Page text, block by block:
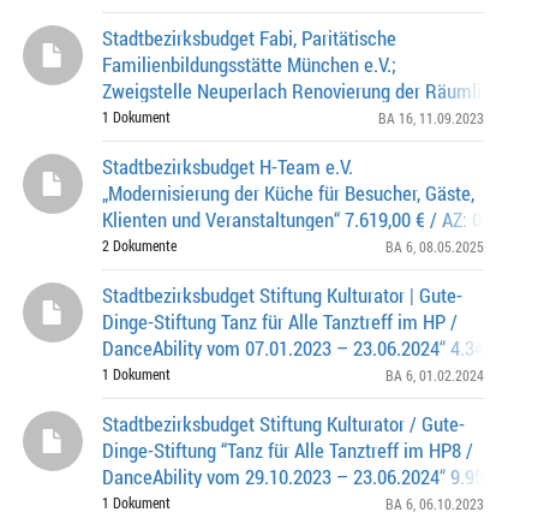
Stadtbezirksbudget Fabi, Paritätische
Familienbildungsstätte München e.V.;
Zweigstelle Neuperlach Renovierung der
Zweigstelle Neuperlach 8.930,00 € / AZ.0262.0-16-0550
1 Dokument BA 16 , 11.09.2023
Stadtbezirksbudget H-Team e.V.
„Modernisierung der Küche für Besucher, Gäste,
Klienten und Veranstaltungen“ 7.619,00 € / AZ: 0262.0-
2 Dokumente BA 6 , 08.05.2025
Stadtbezirksbudget Stiftung Kulturator | Gute-
Dinge-Stiftung Tanz für Alle Tanztreff im HP /
DanceAbility vom 07.01.2023 – 23.06.2024“ 4.343,50 €
0262.0-6-0479
1 Dokument BA 6 , 01.02.2024
Stadtbezirksbudget Stiftung Kulturator / Gute-
Dinge-Stiftung “Tanz für Alle Tanztreff im HP8 /
DanceAbility vom 29.10.2023 – 23.06.2024“ 9.952,75 €
0262.0-6-0463
1 Dokument BA 6 , 06.10.2023